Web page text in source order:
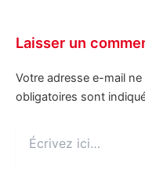
Laisser un
Votre adresse e-mail
obligatoires sont
ici…